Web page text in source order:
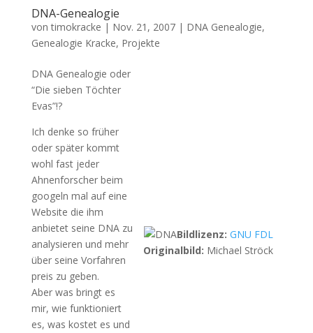
DNA-Genealogie
vontimokracke | Nov. 21, 2007| DNA Genealogie,
Genealogie Kracke, Projekte
Bildlizenz: GNU FDL
Originalbild: Michael Ströck
DNA Genealogie oder
“Die sieben Töchter
Evas”!?
Ich denke so früher
oder später kommt
wohl fast jeder
Ahnenforscher beim
googeln mal auf eine
Website die ihm
anbietet seine DNA zu
analysieren und mehr
über seine Vorfahren
preis zu geben.
Aber was bringt es
mir, wie funktioniert
es, was kostet es und